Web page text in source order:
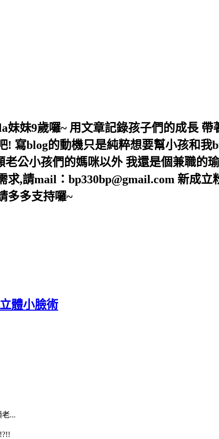
妹妹9歲囉~ 用文章記錄孩子們的成長
! 寫blog的動機只是純粹想要幫小孩和
公小孩們的媽咪以外 我還是個兼職的
,請mail：bp330bp@gmail.com 新成立
多多支持囉~
體小臉術
...